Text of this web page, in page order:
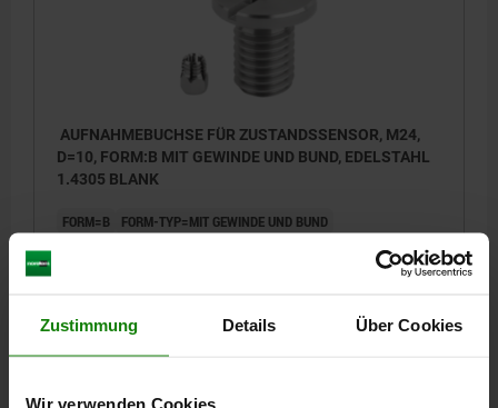
Zustimmung Details Über Cookies
Wir verwenden Cookies
AUFNAHMEBUCHSE FÜR ZUSTANDSSENSOR, M24,
D=10, FORM:B MIT GEWINDE UND BUND, EDELSTAHL
1.4305 BLANK
FORM=B
FORM-TYP=MIT GEWINDE UND BUND
H1=5
H2=10
32,33 CHF